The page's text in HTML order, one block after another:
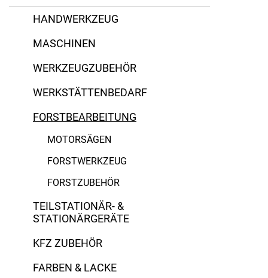
HANDWERKZEUG
MASCHINEN
WERKZEUGZUBEHÖR
WERKSTÄTTENBEDARF
FORSTBEARBEITUNG
MOTORSÄGEN
FORSTWERKZEUG
FORSTZUBEHÖR
TEILSTATIONÄR- &
STATIONÄRGERÄTE
KFZ ZUBEHÖR
FARBEN & LACKE
Hartmetall
Qualitätsstahl
FELCO
Stubai